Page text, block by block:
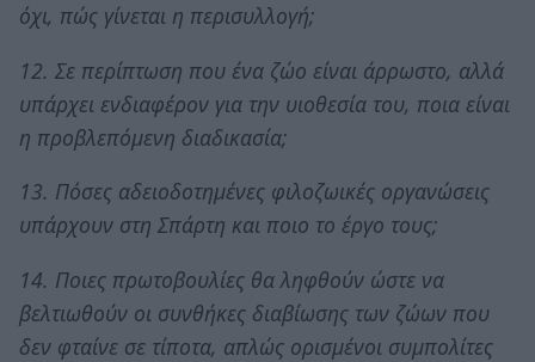
όχι, πώς γίνεται η περισυλλογή;
12. Σε περίπτωση που ένα ζώο είναι άρρωστο, αλλά
υπάρχει ενδιαφέρον για την υιοθεσία του, ποια είναι
η προβλεπόμενη διαδικασία;
13. Πόσες αδειοδοτημένες φιλοζωικές οργανώσεις
υπάρχουν στη Σπάρτη και ποιο το έργο τους;
14. Ποιες πρωτοβουλίες θα ληφθούν ώστε να
βελτιωθούν οι συνθήκες διαβίωσης των ζώων που
δεν φταίνε σε τίποτα, απλώς ορισμένοι συμπολίτες